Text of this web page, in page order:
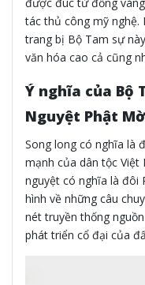
được đúc từ đồng
tác thủ công mỹ nghệ.
trang bị Bộ Tam sự
văn hóa cao cả cũng
Ý nghĩa của Bộ
Nguyệt Phật
Song long có nghĩa là
mạnh của dân tộc Việt
nguyệt có nghĩa là đôi
hình về những câu
nét truyền thống
phát triển cổ đại của